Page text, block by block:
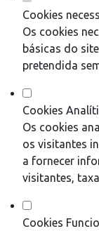
Cookies
Os cookies
básicas do
pretendida
Cookies
Os cookies
os visitantes
a fornecer
visitantes,
Cookies